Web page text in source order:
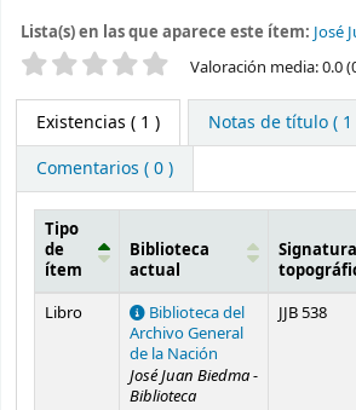
Lista(s) en las que aparece este ítem: José
Valoración Valoración media: 0.0
Existencias ( 1 )
Notas de título ( 1
Comentarios ( 0 )
Existencias
Tipo
de
ítem
Biblioteca
actual
Signatura
Libro
Biblioteca del
Archivo General
de la Nación
José Juan Biedma -
Biblioteca
JJB 538